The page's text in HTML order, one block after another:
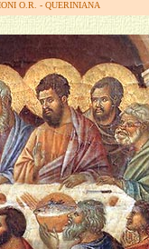
O.R. - QUERINIANA